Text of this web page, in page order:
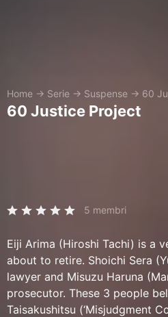
Home → Serie → Suspense → 60
60 Justice Project
5 membri
Eiji Arima (Hiroshi Tachi) is a
about to retire. Shoichi Sera
lawyer and Misuzu Haruna
prosecutor. These 3 people
Taisakushitsu (‘Misjudgment